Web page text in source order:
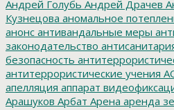
Андрей Голубь Андрей Драчев
Кузнецова аномальное
анонс антивандальные меры
законодательство
безопасность
антитеррористические учения
апелляция аппарат
Арашуков Арбат Арена аренда